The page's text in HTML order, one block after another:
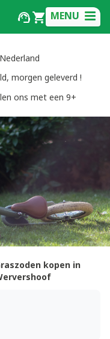
MENU
morgen geleverd !
ons met een 9+
kopen in